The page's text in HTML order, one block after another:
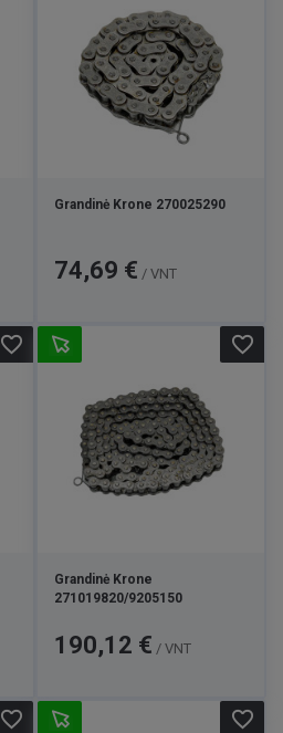
Grandinė Krone 270025290
Kaina
74,69 € / VNT
favorite_border
Grandinė Krone
271019820/9205150
Kaina
190,12 € / VNT
favorite_border
favorite_border favorite_border